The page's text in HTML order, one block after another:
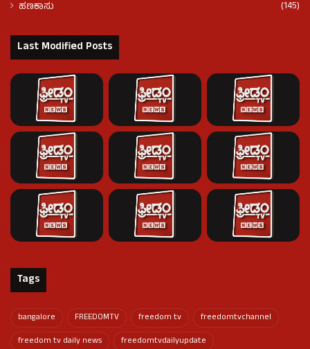
ಹಣಕಾಸು (145)
Last Modified Posts
Tags
bangalore FREEDOMTV freedom tv
freedomtvchannel
freedom tv daily news
freedomtvdailyupdate